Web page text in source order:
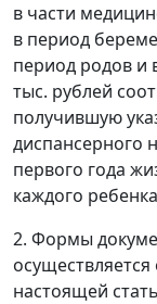
в части
в период
период родов и
тыс. рублей
получившую
диспансерного
первого года
каждого
2. Формы
осуществляется
настоящей